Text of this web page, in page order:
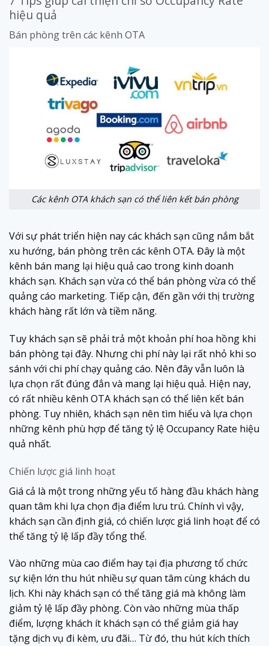
hiệu quả
Bán phòng trên các kênh OTA
Các kênh OTA khách sạn có thể liên kết bán phòng
Với sự phát triển hiện nay các khách sạn cũng nắm bắt
xu hướng, bán phòng trên các kênh OTA. Đây là một
kênh bán mang lại hiệu quả cao trong kinh doanh
khách sạn. Khách sạn vừa có thể bán phòng vừa có thể
quảng cáo marketing. Tiếp cận, đến gần với thị trường
khách hàng rất lớn và tiềm năng.
Tuy khách sạn sẽ phải trả một khoản phí hoa hồng khi
bán phòng tại đây. Nhưng chi phí này lại rất nhỏ khi so
sánh với chi phí chạy quảng cáo. Nên đây vẫn luôn là
lựa chọn rất đúng đắn và mang lại hiệu quả. Hiện nay,
có rất nhiều kênh OTA khách sạn có thể liên kết bán
phòng. Tuy nhiên, khách sạn nên tìm hiểu và lựa chọn
những kênh phù hợp để tăng tỷ lệ Occupancy Rate hiệu
quả nhất.
Chiến lược giá linh hoạt
Giá cả là một trong những yếu tố hàng đầu khách hàng
quan tâm khi lựa chọn địa điểm lưu trú. Chính vì vậy,
khách sạn cần định giá, có chiến lược giá linh hoạt để có
thể tăng tỷ lệ lấp đầy tổng thể.
Vào những mùa cao điểm hay tại địa phương tổ chức
sự kiện lớn thu hút nhiều sự quan tâm cùng khách du
lịch. Khi này khách sạn có thể tăng giá mà không làm
giảm tỷ lệ lấp đầy phòng. Còn vào những mùa thấp
điểm, lượng khách ít khách sạn có thể giảm giá hay
tặng dịch vụ đi kèm, ưu đãi… Từ đó, thu hút kích thích